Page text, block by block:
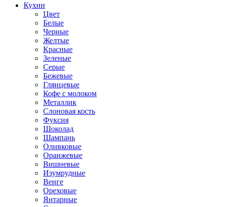
Кухни
Цвет
Белые
Черные
Желтые
Красные
Зеленые
Серые
Бежевые
Глянцевые
Кофе с молоком
Металлик
Слоновая кость
Фуксия
Шоколад
Шампань
Оливковые
Оранжевые
Вишневые
Изумрудные
Венге
Ореховые
Янтарные